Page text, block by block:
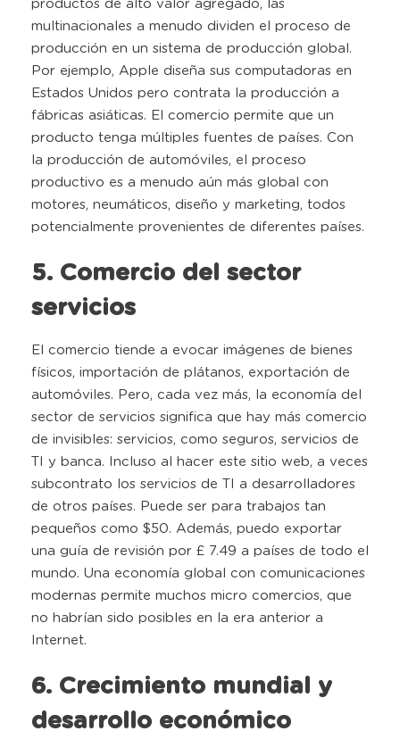
productos de alto valor agregado, las
multinacionales a menudo dividen el proceso de
producción en un sistema de producción global.
Por ejemplo, Apple diseña sus computadoras en
Estados Unidos pero contrata la producción a
fábricas asiáticas. El comercio permite que un
producto tenga múltiples fuentes de países. Con
la producción de automóviles, el proceso
productivo es a menudo aún más global con
motores, neumáticos, diseño y marketing, todos
potencialmente provenientes de diferentes países.
5. Comercio del sector
servicios
El comercio tiende a evocar imágenes de bienes
físicos, importación de plátanos, exportación de
automóviles. Pero, cada vez más, la economía del
sector de servicios significa que hay más comercio
de invisibles: servicios, como seguros, servicios de
TI y banca. Incluso al hacer este sitio web, a veces
subcontrato los servicios de TI a desarrolladores
de otros países. Puede ser para trabajos tan
pequeños como $50. Además, puedo exportar
una guía de revisión por £ 7.49 a países de todo el
mundo. Una economía global con comunicaciones
modernas permite muchos micro comercios, que
no habrían sido posibles en la era anterior a
Internet.
6. Crecimiento mundial y
desarrollo económico